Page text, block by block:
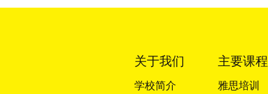
关于我们
学校简介
主要课程
雅思培训